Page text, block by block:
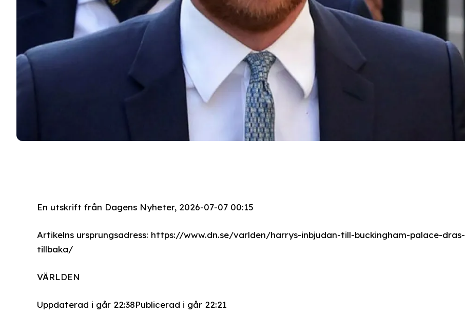
En utskrift från Dagens Nyheter, 2026-07-07 00:15
Artikelns ursprungsadress: https://www.dn.se/varlden/harrys-inbjudan-till-buckingham-palace-dras-
tillbaka/
VÄRLDEN
Uppdaterad i går 22:38Publicerad i går 22:21